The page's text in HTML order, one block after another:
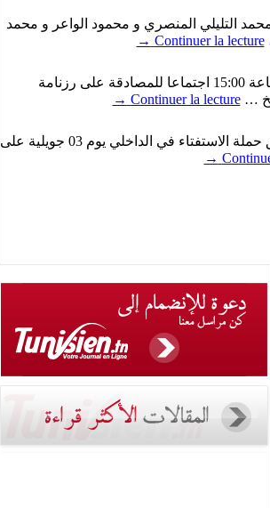
التليلي المنصري و محمود الواعر و محمد
Continuer la lecture
→
أعلنت الهيئة العليا المستقلة للانتخابات في بلاغ لها، أن مجلسها يعقد اليوم الثلاثاء 20 سبتمبر 2022 بداية من الساعة 15:00 اجتماعا للمصادقة على رزنامة
Continuer la lecture
→
نشرت الهيئة العليا المستقلة للانتخابات اليوم الأربعاء 08 جوان 2022، رزنامة الاستفتاء على دستور جديد. وتنطلق حملة الاستفتاء في الداخلي يوم 03 جويلية على
→